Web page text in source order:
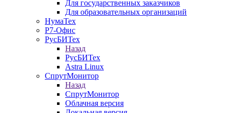
Для государственных заказчиков
Для образовательных организаций
НумаТех
Р7-Офис
РусБИТех
Назад
РусБИТех
Astra Linux
СпрутМонитор
Назад
СпрутМонитор
Облачная версия